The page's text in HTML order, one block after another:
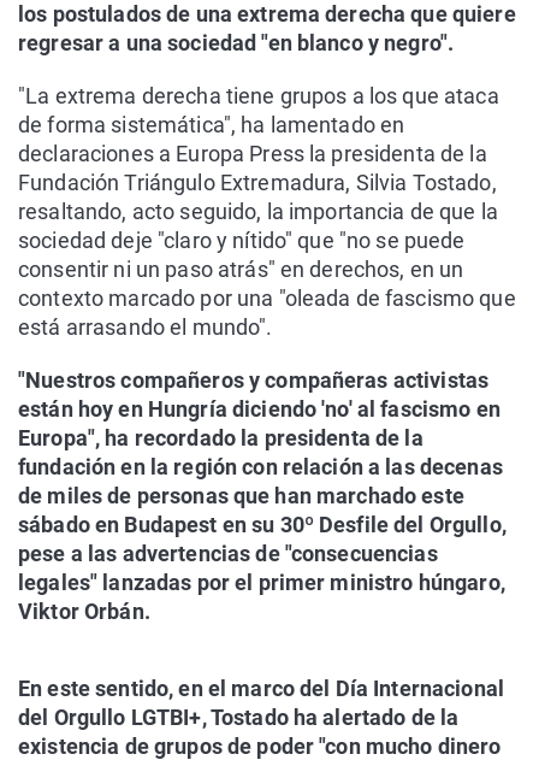
los postulados de una extrema derecha que quiere
regresar a una sociedad "en blanco y negro".
"La extrema derecha tiene grupos a los que ataca
de forma sistemática", ha lamentado en
declaraciones a Europa Press la presidenta de la
Fundación Triángulo Extremadura, Silvia Tostado,
resaltando, acto seguido, la importancia de que la
sociedad deje "claro y nítido" que "no se puede
consentir ni un paso atrás" en derechos, en un
contexto marcado por una "oleada de fascismo que
está arrasando el mundo".
"Nuestros compañeros y compañeras activistas
están hoy en Hungría diciendo 'no' al fascismo en
Europa", ha recordado la presidenta de la
fundación en la región con relación a las decenas
de miles de personas que han marchado este
sábado en Budapest en su 30º Desfile del Orgullo,
pese a las advertencias de "consecuencias
legales" lanzadas por el primer ministro húngaro,
Viktor Orbán.
En este sentido, en el marco del Día Internacional
del Orgullo LGTBI+, Tostado ha alertado de la
existencia de grupos de poder "con mucho dinero